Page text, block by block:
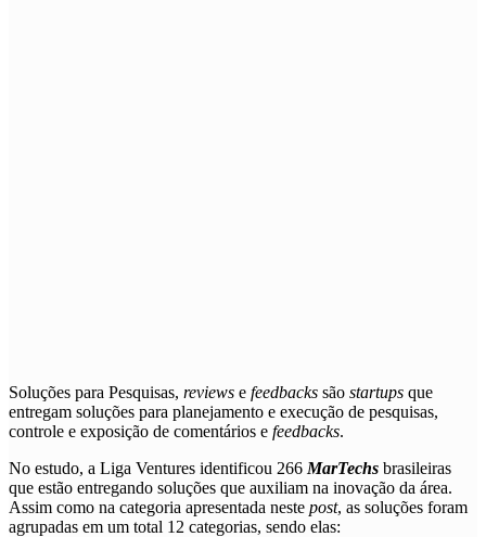
Soluções para Pesquisas, reviews e feedbacks são startups que
entregam soluções para planejamento e execução de pesquisas,
controle e exposição de comentários e feedbacks.
No estudo, a Liga Ventures identificou 266 MarTechs brasileiras
que estão entregando soluções que auxiliam na inovação da área.
Assim como na categoria apresentada neste post, as soluções foram
agrupadas em um total 12 categorias, sendo elas: